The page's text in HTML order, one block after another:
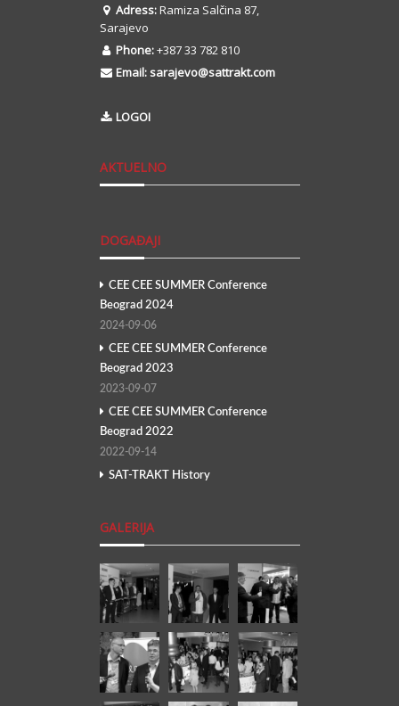
Adress:Ramiza Salčina 87,
Sarajevo
Phone:+387 33 782 810
Email:sarajevo@sattrakt.com
LOGOI
AKTUELNO
DOGAĐAJI
CEE CEE SUMMER Conference
Beograd 2024
2024-09-06
CEE CEE SUMMER Conference
Beograd 2023
2023-09-07
CEE CEE SUMMER Conference
Beograd 2022
2022-09-14
SAT-TRAKT History
GALERIJA